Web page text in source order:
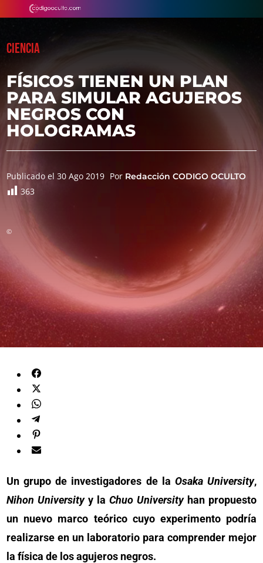
CIENCIA
FÍSICOS TIENEN UN PLAN
PARA SIMULAR AGUJEROS
NEGROS CON
HOLOGRAMAS
Publicado el 30 Ago 2019 Por Redacción CODIGO OCULTO
363
©
Un grupo de investigadores de la Osaka University,
Nihon Universityy la Chuo Universityhan propuesto
un nuevo marco teórico cuyo experimento podría
realizarse en un laboratorio para comprender mejor
la física de los agujeros negros.